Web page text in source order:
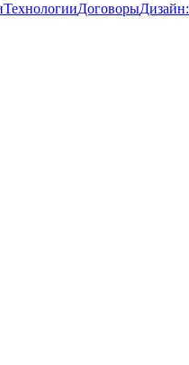
ТехнологииДоговорыДизайн: